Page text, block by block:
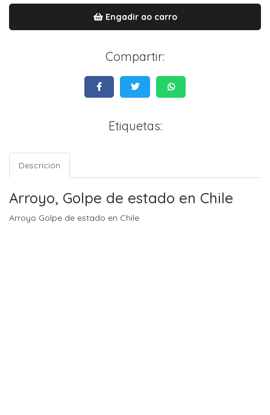
Engadir ao carro
Compartir:
Etiquetas:
Descrición
Arroyo, Golpe de estado en Chile
Arroyo Golpe de estado en Chile